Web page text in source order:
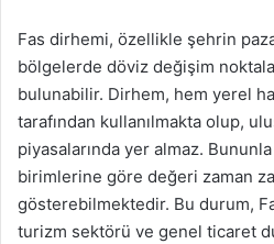
Fas dirhemi, özellikle şehrin
bölgelerde döviz değişim
bulunabilir. Dirhem, hem yerel
tarafından kullanılmakta olup,
piyasalarında yer almaz.
birimlerine göre değeri zaman
gösterebilmektedir. Bu durum,
turizm sektörü ve genel ticaret